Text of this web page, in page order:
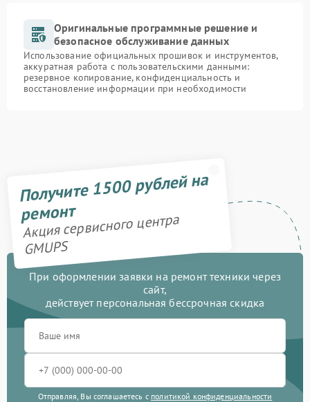
Оригинальные программные решение и
безопасное обслуживание данных
Использование официальных прошивок и инструментов,
аккуратная работа с пользовательскими данными:
резервное копирование, конфиденциальность и
восстановление информации при необходимости
Получите 1500 рублей на
ремонт
Акция сервисного центра
GMUPS
При оформлении заявки на ремонт техники через
сайт,
действует персональная бессрочная скидка
Отправляя, Вы соглашаетесь с политикой конфиденциальности